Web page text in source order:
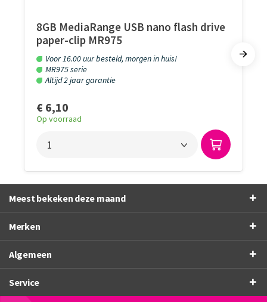
8GB MediaRange USB nano flash drive
paper-clip MR975
Voor 16.00 uur besteld, morgen in huis!
MR975 serie
Altijd 2 jaar garantie
€ 6,10
Op voorraad
Meest bekeken deze maand
Merken
Algemeen
Service